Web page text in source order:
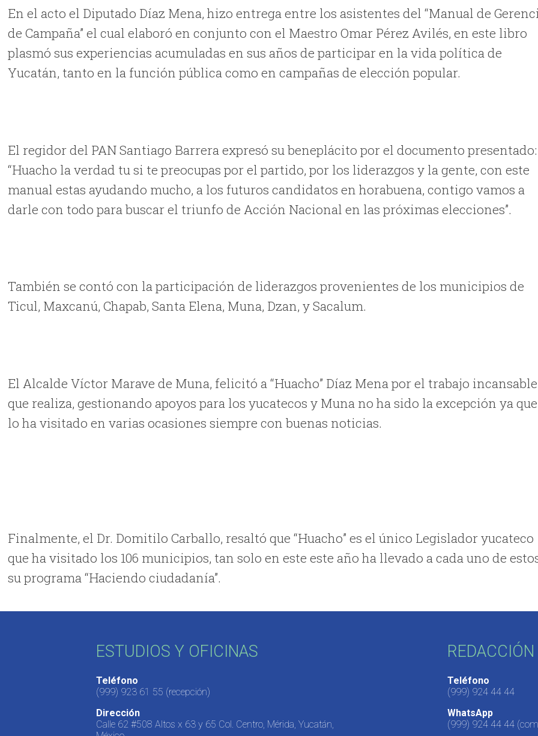
En el acto el Diputado Díaz Mena, hizo entrega entre los asistentes del “Manual de
de Campaña” el cual elaboró en conjunto con el Maestro Omar Pérez Avilés, en este libro
plasmó sus experiencias acumuladas en sus años de participar en la vida política de
Yucatán, tanto en la función pública como en campañas de elección popular.
El regidor del PAN Santiago Barrera expresó su beneplácito por el documento presentado:
“Huacho la verdad tu si te preocupas por el partido, por los liderazgos y la gente, con este
manual estas ayudando mucho, a los futuros candidatos en horabuena, contigo vamos a
darle con todo para buscar el triunfo de Acción Nacional en las próximas elecciones”.
También se contó con la participación de liderazgos provenientes de los municipios de
Ticul, Maxcanú, Chapab, Santa Elena, Muna, Dzan, y Sacalum.
El Alcalde Víctor Marave de Muna, felicitó a “Huacho” Díaz Mena por el trabajo incansable
que realiza, gestionando apoyos para los yucatecos y Muna no ha sido la excepción ya que
lo ha visitado en varias ocasiones siempre con buenas noticias.
Finalmente, el Dr. Domitilo Carballo, resaltó que “Huacho” es el único Legislador yucateco
que ha visitado los 106 municipios, tan solo en este este año ha llevado a cada uno de
su programa “Haciendo ciudadanía”.
ESTUDIOS Y OFICINAS
Teléfono
(999) 923 61 55 (recepción)
Dirección
Calle 62 #508 Altos x 63 y 65 Col. Centro, Mérida, Yucatán,
Teléfono
(999) 924 44 44
WhatsApp
(999) 924 44 44